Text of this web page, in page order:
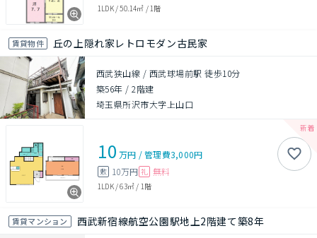
1LDK/50.14㎡ / 1階
賃貸物件 丘の上隠れ家レトロモダン古民家
西武狭山線 / 西武球場前駅 徒歩10分
築56年 /2階建
埼玉県所沢市大字上山口
10 万円 /管理費3,000円
敷 10万円 礼 無料
1LDK/63㎡ / 1階
賃貸マンション 西武新宿線航空公園駅地上2階建て築8年